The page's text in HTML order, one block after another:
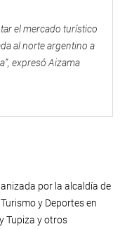
el mercado turístico
al norte argentino a
expresó Aizama
por la alcaldía de
y Deportes en
Tupiza y otros